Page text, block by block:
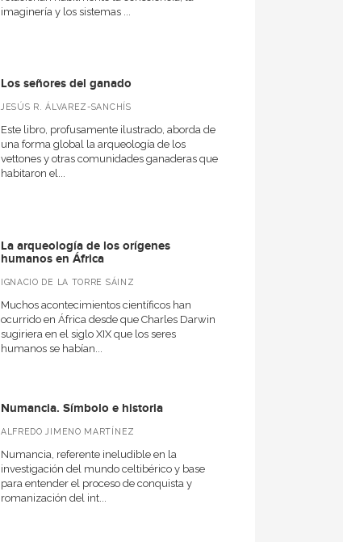
imaginería y los sistemas ...
Los señores del ganado
JESÚS R. ÁLVAREZ-SANCHÍS
Este libro, profusamente ilustrado, aborda de
una forma global la arqueología de los
vettones y otras comunidades ganaderas que
habitaron el...
La arqueología de los orígenes
humanos en África
IGNACIO DE LA TORRE SÁINZ
Muchos acontecimientos científicos han
ocurrido en África desde que Charles Darwin
sugiriera en el siglo XIX que los seres
humanos se habían...
Numancia. Símbolo e historia
ALFREDO JIMENO MARTÍNEZ
Numancia, referente ineludible en la
investigación del mundo celtibérico y base
para entender el proceso de conquista y
romanización del int...